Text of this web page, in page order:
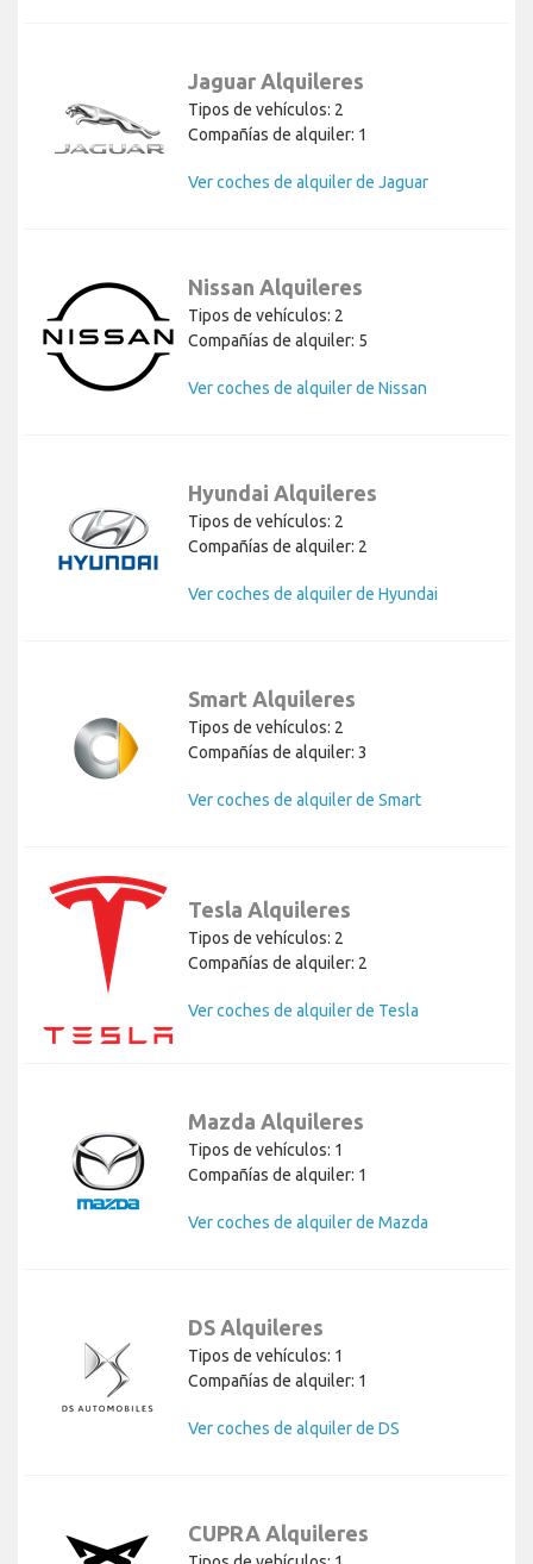
Jaguar Alquileres
Tipos de vehículos: 2
Compañías de alquiler: 1
Ver coches de alquiler de Jaguar
Nissan Alquileres
Tipos de vehículos: 2
Compañías de alquiler: 5
Ver coches de alquiler de Nissan
Hyundai Alquileres
Tipos de vehículos: 2
Compañías de alquiler: 2
Ver coches de alquiler de Hyundai
Smart Alquileres
Tipos de vehículos: 2
Compañías de alquiler: 3
Ver coches de alquiler de Smart
Tesla Alquileres
Tipos de vehículos: 2
Compañías de alquiler: 2
Ver coches de alquiler de Tesla
Mazda Alquileres
Tipos de vehículos: 1
Compañías de alquiler: 1
Ver coches de alquiler de Mazda
DS Alquileres
Tipos de vehículos: 1
Compañías de alquiler: 1
Ver coches de alquiler de DS
CUPRA Alquileres